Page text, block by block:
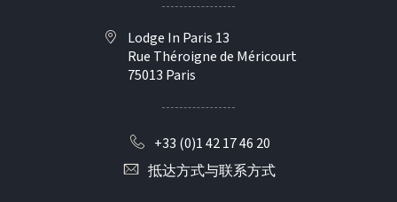
Lodge In Paris 13
Rue Théroigne de Méricourt
75013 Paris
+33 (0)1 42 17 46 20
抵达方式与联系方式